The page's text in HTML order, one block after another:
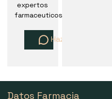
expertos
farmaceuticos
Haz una pregunta
Datos Farmacia